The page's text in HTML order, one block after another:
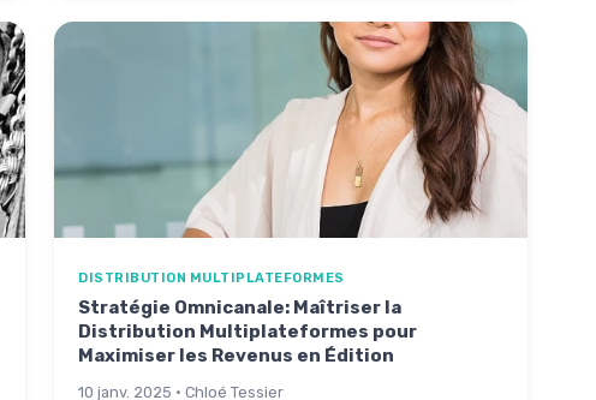
DISTRIBUTION MULTIPLATEFORMES
Stratégie Omnicanale: Maîtriser la
Distribution Multiplateformes pour
Maximiser les Revenus en Édition
10 janv. 2025 · Chloé Tessier